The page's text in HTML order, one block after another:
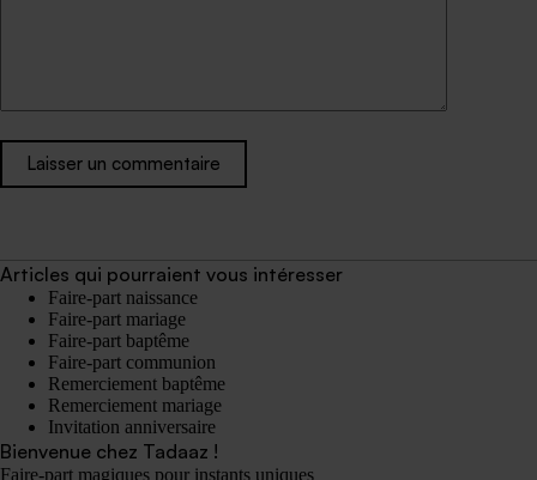
Laisser un commentaire
Articles qui pourraient vous intéresser
Faire-part naissance
Faire-part mariage
Faire-part baptême
Faire-part communion
Remerciement baptême
Remerciement mariage
Invitation anniversaire
Bienvenue chez Tadaaz !
Faire-part magiques pour instants uniques